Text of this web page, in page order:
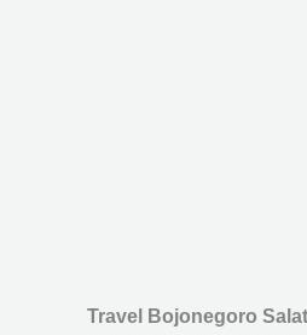
Travel Bojonegoro